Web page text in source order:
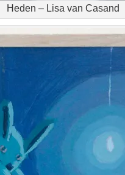
Heden – Lisa van Casand